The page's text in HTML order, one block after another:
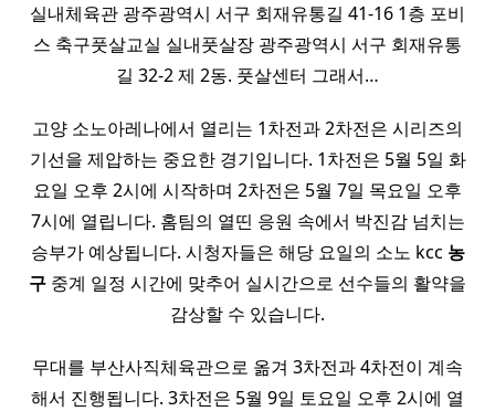
실내체육관 광주광역시 서구 회재유통길 41-16 1층 포비
스 축구풋살교실 실내풋살장 광주광역시 서구 회재유통
길 32-2 제 2동. 풋살센터 그래서…
고양 소노아레나에서 열리는 1차전과 2차전은 시리즈의
기선을 제압하는 중요한 경기입니다. 1차전은 5월 5일 화
요일 오후 2시에 시작하며 2차전은 5월 7일 목요일 오후
7시에 열립니다. 홈팀의 열띤 응원 속에서 박진감 넘치는
승부가 예상됩니다. 시청자들은 해당 요일의 소노 kcc 농
구 중계 일정 시간에 맞추어 실시간으로 선수들의 활약을
감상할 수 있습니다.
무대를 부산사직체육관으로 옮겨 3차전과 4차전이 계속
해서 진행됩니다. 3차전은 5월 9일 토요일 오후 2시에 열